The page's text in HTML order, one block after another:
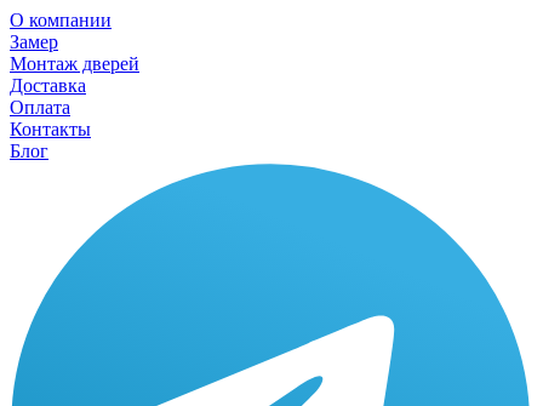
О компании
Замер
Монтаж дверей
Доставка
Оплата
Контакты
Блог